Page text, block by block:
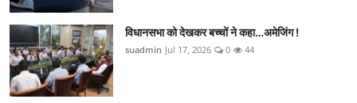
विधानसभा को देखकर बच्चों ने कहा…अमेजिंग !
suadmin Jul 17, 2026 0 44